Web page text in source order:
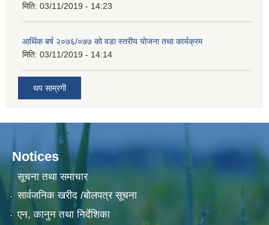
मिति: 03/11/2019 - 14:23
आर्थिक बर्ष २०७६/०७७ को वडा स्तरीय योजना तथा कार्यक्रम
मिति: 03/11/2019 - 14:14
थप साम्रगी
Notices
सूचना तथा समाचार
सार्वजनिक खरीद /बोलपत्र सूचना
एन, कानुन तथा निर्देशिका